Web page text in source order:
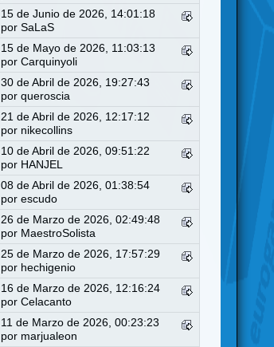
15 de Junio de 2026, 14:01:18
porSaLaS
15 de Mayo de 2026, 11:03:13
porCarquinyoli
30 de Abril de 2026, 19:27:43
porqueroscia
21 de Abril de 2026, 12:17:12
por nikecollins
10 de Abril de 2026, 09:51:22
por HANJEL
08 de Abril de 2026, 01:38:54
porescudo
26 de Marzo de 2026, 02:49:48
por MaestroSolista
25 de Marzo de 2026, 17:57:29
por hechigenio
16 de Marzo de 2026, 12:16:24
porCelacanto
11 de Marzo de 2026, 00:23:23
por marjualeon